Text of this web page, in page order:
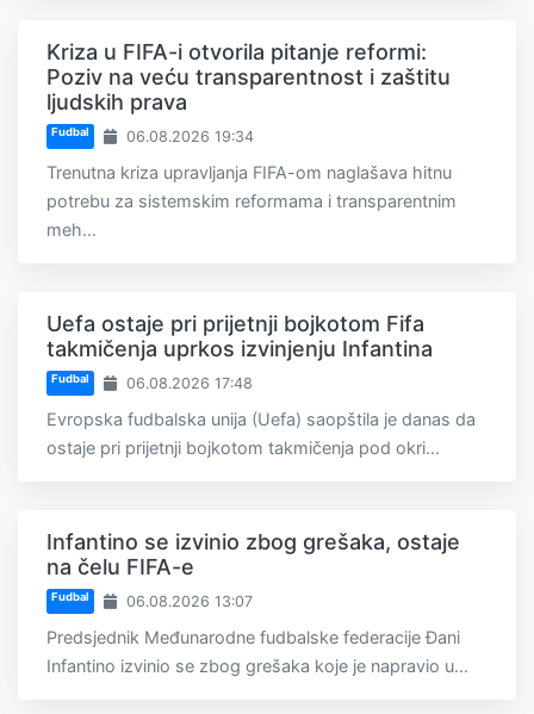
Kriza u FIFA-i otvorila pitanje reformi:
Poziv na veću transparentnost i zaštitu
ljudskih prava
Fudbal 06.08.2026 19:34
Trenutna kriza upravljanja FIFA-om naglašava hitnu
potrebu za sistemskim reformama i transparentnim
meh...
Uefa ostaje pri prijetnji bojkotom Fifa
takmičenja uprkos izvinjenju Infantina
Fudbal 06.08.2026 17:48
Evropska fudbalska unija (Uefa) saopštila je danas da
ostaje pri prijetnji bojkotom takmičenja pod okri...
Infantino se izvinio zbog grešaka, ostaje
na čelu FIFA-e
Fudbal 06.08.2026 13:07
Predsjednik Međunarodne fudbalske federacije Đani
Infantino izvinio se zbog grešaka koje je napravio u...